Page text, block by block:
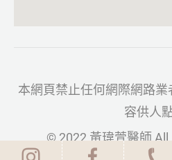
本網頁禁止任何網際網路
容供人
© 2022 黃瑋萱醫師 All